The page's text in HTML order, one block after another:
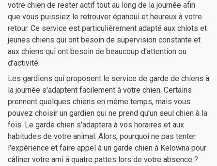
votre chien de rester actif tout au long de la journée afin
que vous puissiez le retrouver épanoui et heureux à votre
retour. Ce service est particulièrement adapté aux chiots et
jeunes chiens qui ont besoin de supervision constante et
aux chiens qui ont besoin de beaucoup d'attention ou
d'activité.
Les gardiens qui proposent le service de garde de chiens à
la journée s'adaptent facilement à votre chien. Certains
prennent quelques chiens en même temps, mais vous
pouvez choisir un gardien qui ne prend qu'un seul chien à la
fois. Le garde chien s'adaptera à vos horaires et aux
habitudes de votre animal. Alors, pourquoi ne pas tenter
l'expérience et faire appel à un garde chien à Kelowna pour
câliner votre ami à quatre pattes lors de votre absence ?